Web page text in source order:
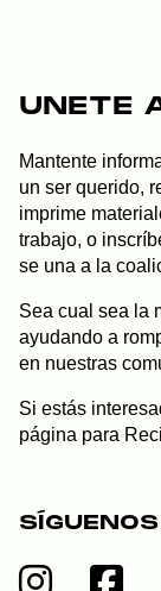
UNETE
Mantente
un ser querido,
imprime
trabajo, o
se una a la
Sea cual sea la
ayudando a
en nuestras
Si estás
página para